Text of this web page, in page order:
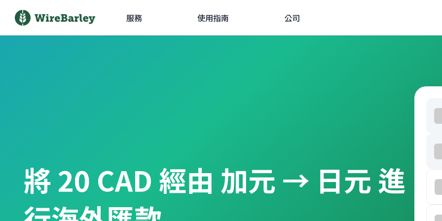
服務 使用指南 公司
將 20 CAD 經由 加元 → 日元 進